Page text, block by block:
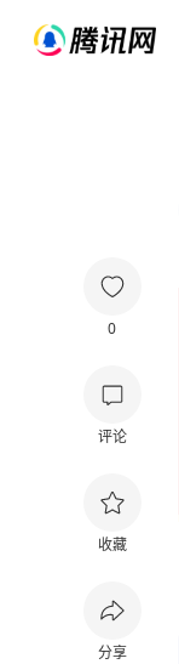
0
评论
收藏
分享